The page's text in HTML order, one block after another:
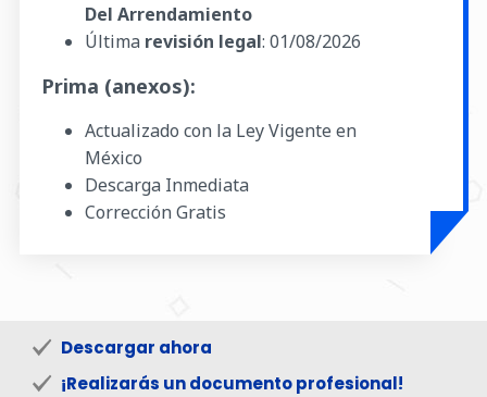
Del Arrendamiento
Última revisión legal: 01/08/2026
Prima (anexos):
Actualizado con la Ley Vigente en
México
Descarga Inmediata
Corrección Gratis
Descargar ahora
¡Realizarás un documento profesional!